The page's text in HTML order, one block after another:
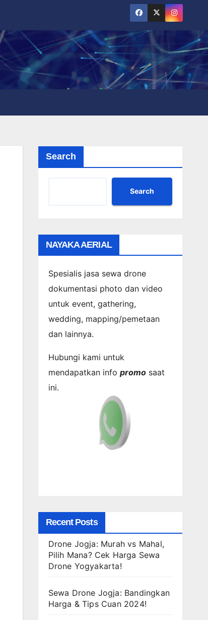
Search
Search
NAYAKA AERIAL
Spesialis jasa sewa drone
dokumentasi photo dan video
untuk event, gathering,
wedding, mapping/pemetaan
dan lainnya.
Hubungi kami untuk
mendapatkan info promosaat
ini.
Recent Posts
Drone Jogja: Murah vs Mahal,
Pilih Mana? Cek Harga Sewa
Drone Yogyakarta!
Sewa Drone Jogja: Bandingkan
Harga & Tips Cuan 2024!